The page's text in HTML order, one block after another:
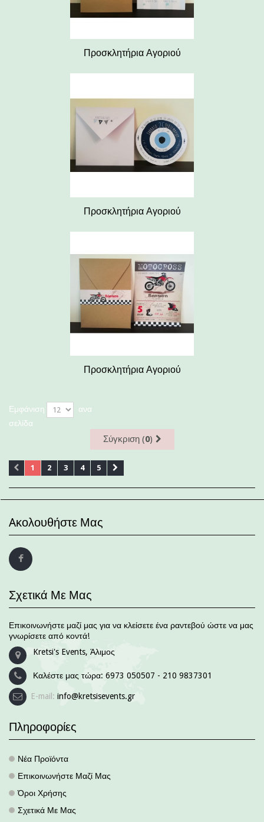
Προσκλητήρια Αγοριού
Προσκλητήρια Αγοριού
Προσκλητήρια Αγοριού
Εμφάνιση
ανα
σελίδα
Σύγκριση (0)
1 2 3 4 5
Aκολουθήστε Μας
Σχετικά Με Μας
Επικοινωνήστε μαζί μας για να κλείσετε ένα ραντεβού ώστε να μας
γνωρίσετε από κοντά!
Kretsi's Events, Άλιμος
Καλέστε μας τώρα: 6973 050507 - 210 9837301
E-mail: info@kretsisevents.gr
Πληροφορίες
. Νέα Προϊόντα
. Επικοινωνήστε Μαζί Μας
. Όροι Χρήσης
. Σχετικά Με Μας